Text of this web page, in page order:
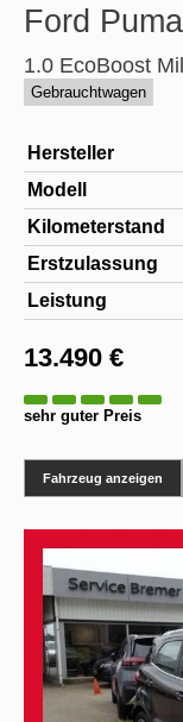
Ford Puma
1.0 EcoBoost
Gebrauchtwagen
Hersteller
Modell
Kilometerstand
Erstzulassung
Leistung
13.490 €
sehr guter Preis
Fahrzeug anzeigen